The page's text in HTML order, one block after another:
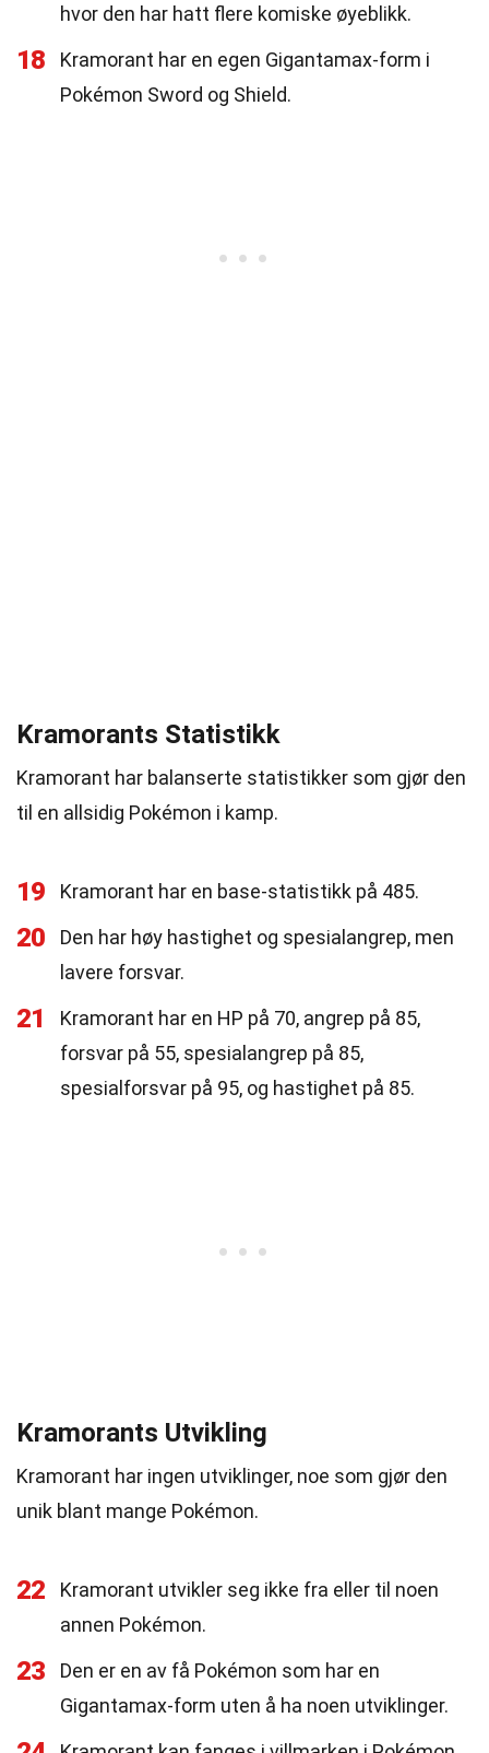
hvor den har hatt flere komiske øyeblikk.
18
Kramorant har en egen Gigantamax-form i
Pokémon Sword og Shield.
Kramorants Statistikk
Kramorant har balanserte statistikker som gjør den
til en allsidig Pokémon i kamp.
19 Kramorant har en base-statistikk på 485.
20
Den har høy hastighet og spesialangrep, men
lavere forsvar.
21
Kramorant har en HP på 70, angrep på 85,
forsvar på 55, spesialangrep på 85,
spesialforsvar på 95, og hastighet på 85.
Kramorants Utvikling
Kramorant har ingen utviklinger, noe som gjør den
unik blant mange Pokémon.
22
Kramorant utvikler seg ikke fra eller til noen
annen Pokémon.
23
Den er en av få Pokémon som har en
Gigantamax-form uten å ha noen utviklinger.